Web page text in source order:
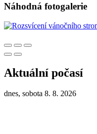
Náhodná fotogalerie
Aktuální počasí
dnes, sobota 8. 8. 2026